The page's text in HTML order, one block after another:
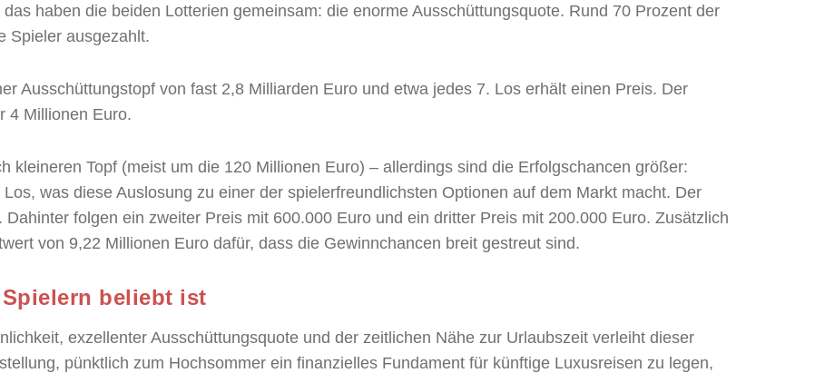
haben die beiden Lotterien gemeinsam: die enorme Ausschüttungsquote. Rund 70 Prozent der
Spieler ausgezahlt.
Ausschüttungstopf von fast 2,8 Milliarden Euro und etwa jedes 7. Los erhält einen Preis. Der
4 Millionen Euro.
kleineren Topf (meist um die 120 Millionen Euro) – allerdings sind die Erfolgschancen größer:
was diese Auslosung zu einer der spielerfreundlichsten Optionen auf dem Markt macht. Der
folgen ein zweiter Preis mit 600.000 Euro und ein dritter Preis mit 200.000 Euro. Zusätzlich
von 9,22 Millionen Euro dafür, dass die Gewinnchancen breit gestreut sind.
beliebt ist
exzellenter Ausschüttungsquote und der zeitlichen Nähe zur Urlaubszeit verleiht dieser
pünktlich zum Hochsommer ein finanzielles Fundament für künftige Luxusreisen zu legen,